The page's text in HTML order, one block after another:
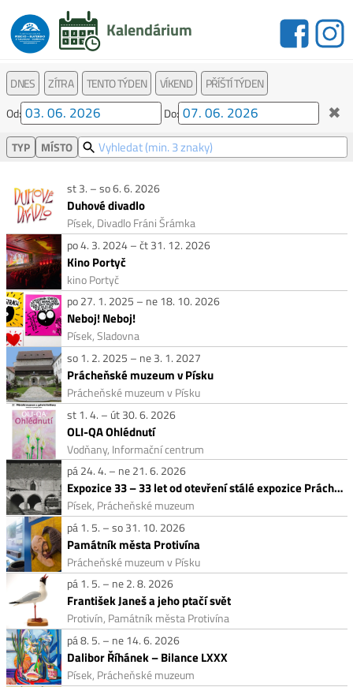
Kalendárium
DNES ZÍTRA TENTO TÝDEN VÍKEND
PŘÍŠTÍ TÝDEN
Od:
Do: ✖
TYP MÍSTO
st 3. – so 6. 6. 2026
Duhové divadlo
Písek, Divadlo Fráni Šrámka
po 4. 3. 2024 – čt 31. 12. 2026
Kino Portyč
kino Portyč
po 27. 1. 2025 – ne 18. 10. 2026
Neboj! Neboj!
Písek, Sladovna
so 1. 2. 2025 – ne 3. 1. 2027
Prácheňské muzeum v Písku
Prácheňské muzeum v Písku
st 1. 4. – út 30. 6. 2026
OLI-QA Ohlédnutí
Vodňany, Informační centrum
pá 24. 4. – ne 21. 6. 2026
Expozice 33 – 33 let od otevření stálé expozice Prácheňského muzea
Písek, Prácheňské muzeum
pá 1. 5. – so 31. 10. 2026
Památník města Protivína
Prácheňské muzeum v Písku
pá 1. 5. – ne 2. 8. 2026
František Janeš a jeho ptačí svět
Protivín, Památník města Protivína
pá 8. 5. – ne 14. 6. 2026
Dalibor Říhánek – Bilance LXXX
Písek, Prácheňské muzeum